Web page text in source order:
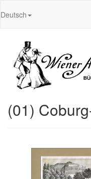
Deutsch
(01)